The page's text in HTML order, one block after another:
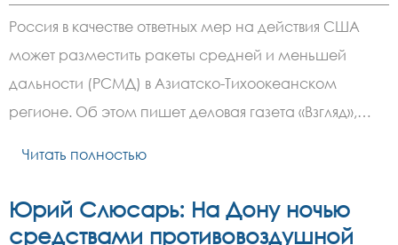
Россия в качестве ответных мер на действия США
может разместить ракеты средней и меньшей
дальности (РСМД) в Азиатско-Тихоокеанском
регионе. Об этом пишет деловая газета «Взгляд»,…
Читать полностью
Юрий Слюсарь: На Дону ночью
средствами противовоздушной